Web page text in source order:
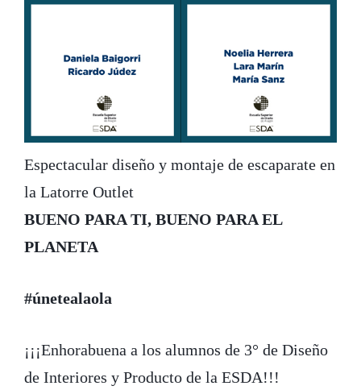
Espectacular diseño y montaje de escaparate en
la Latorre Outlet
BUENO PARA TI, BUENO PARA EL
PLANETA
#únetealaola
¡¡¡Enhorabuena a los alumnos de 3° de Diseño
de Interiores y Producto de la ESDA!!!